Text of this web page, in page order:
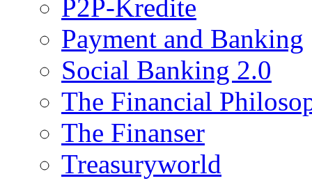
P2P-Kredite
Payment and Banking
Social Banking 2.0
The Financial
The Finanser
Treasuryworld